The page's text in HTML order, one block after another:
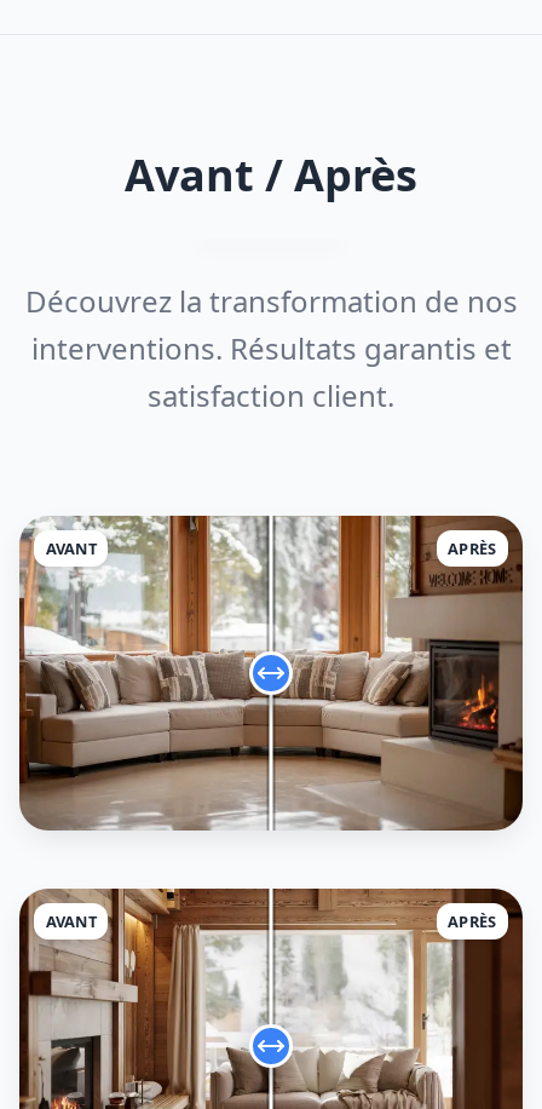
Avant / Après
Découvrez la transformation de nos
interventions. Résultats garantis et
satisfaction client.
AVANT APRÈS
AVANT APRÈS